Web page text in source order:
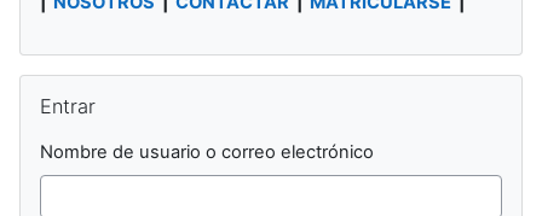
Entrar
Nombre de usuario o correo electrónico